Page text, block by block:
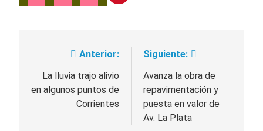
Navegación
de
entradas
Anterior:
La lluvia trajo alivio
en algunos puntos de
Corrientes
Siguiente:
Avanza la obra de
repavimentación y
puesta en valor de
Av. La Plata